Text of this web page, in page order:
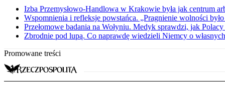
Izba Przemysłowo-Handlowa w Krakowie była jak centrum
Wspomnienia i refleksje powstańca. „Pragnienie wolności
Przełomowe badania na Wołyniu. Medyk sprawdzi, jak
Zbrodnie pod lupą. Co naprawdę wiedzieli Niemcy o
Promowane treści